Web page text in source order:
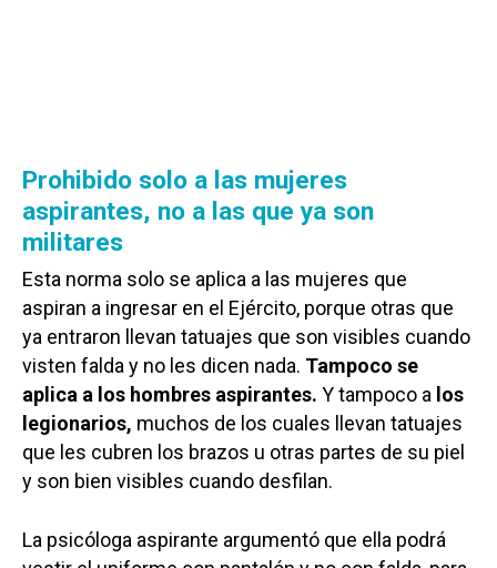
Prohibido solo a las mujeres
aspirantes, no a las que ya son
militares
Esta norma solo se aplica a las mujeres que
aspiran a ingresar en el Ejército, porque otras que
ya entraron llevan tatuajes que son visibles cuando
visten falda y no les dicen nada. Tampoco se
aplica a los hombres aspirantes. Y tampoco a los
legionarios, muchos de los cuales llevan tatuajes
que les cubren los brazos u otras partes de su piel
y son bien visibles cuando desfilan.
La psicóloga aspirante argumentó que ella podrá